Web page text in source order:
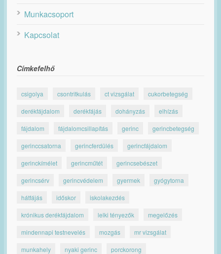
Munkacsoport
Kapcsolat
Címkefelhő
csigolya csontritkulás ct vizsgálat cukorbetegség
derékfájdalom derékfájás dohányzás elhízás
fájdalom fájdalomcsillapítás gerinc gerincbetegség
gerinccsatorna gerincferdülés gerincfájdalom
gerinckímélet gerincműtét gerincsebészet
gerincsérv gerincvédelem gyermek gyógytorna
hátfájás időskor iskolakezdés
krónikus derékfájdalom lelki tényezők megelőzés
mindennapi testnevelés mozgás mr vizsgálat
munkahely nyaki gerinc porckorong